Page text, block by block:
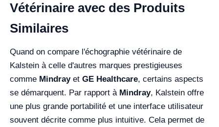
Vétérinaire avec des Produits
Similaires
Quand on compare l'échographie vétérinaire de
Kalstein à celle d'autres marques prestigieuses
comme Mindrayet GE Healthcare, certains aspects
se démarquent. Par rapport à Mindray, Kalstein offre
une plus grande portabilité et une interface utilisateur
souvent décrite comme plus intuitive. Cela permet de